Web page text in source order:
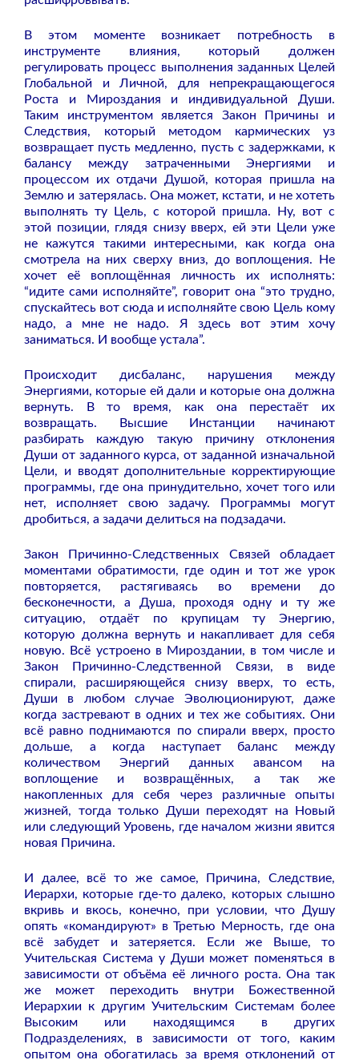
В этом моменте возникает потребность в
инструменте влияния, который должен
регулировать процесс выполнения заданных Целей
Глобальной и Личной, для непрекращающегося
Роста и Мироздания и индивидуальной Души.
Таким инструментом является Закон Причины и
Следствия, который методом кармических уз
возвращает пусть медленно, пусть с задержками, к
балансу между затраченными Энергиями и
процессом их отдачи Душой, которая пришла на
Землю и затерялась. Она может, кстати, и не хотеть
выполнять ту Цель, с которой пришла. Ну, вот с
этой позиции, глядя снизу вверх, ей эти Цели уже
не кажутся такими интересными, как когда она
смотрела на них сверху вниз, до воплощения. Не
хочет её воплощённая личность их исполнять:
“идите сами исполняйте”, говорит она “это трудно,
спускайтесь вот сюда и исполняйте свою Цель кому
надо, а мне не надо. Я здесь вот этим хочу
заниматься. И вообще устала”.
Происходит дисбаланс, нарушения между
Энергиями, которые ей дали и которые она должна
вернуть. В то время, как она перестаёт их
возвращать. Высшие Инстанции начинают
разбирать каждую такую причину отклонения
Души от заданного курса, от заданной изначальной
Цели, и вводят дополнительные корректирующие
программы, где она принудительно, хочет того или
нет, исполняет свою задачу. Программы могут
дробиться, а задачи делиться на подзадачи.
Закон Причинно-Следственных Связей обладает
моментами обратимости, где один и тот же урок
повторяется, растягиваясь во времени до
бесконечности, а Душа, проходя одну и ту же
ситуацию, отдаёт по крупицам ту Энергию,
которую должна вернуть и накапливает для себя
новую. Всё устроено в Мироздании, в том числе и
Закон Причинно-Следственной Связи, в виде
спирали, расширяющейся снизу вверх, то есть,
Души в любом случае Эволюционируют, даже
когда застревают в одних и тех же событиях. Они
всё равно поднимаются по спирали вверх, просто
дольше, а когда наступает баланс между
количеством Энергий данных авансом на
воплощение и возвращённых, а так же
накопленных для себя через различные опыты
жизней, тогда только Души переходят на Новый
или следующий Уровень, где началом жизни явится
новая Причина.
И далее, всё то же самое, Причина, Следствие,
Иерархи, которые где-то далеко, которых слышно
вкривь и вкось, конечно, при условии, что Душу
опять «командируют» в Третью Мерность, где она
всё забудет и затеряется. Если же Выше, то
Учительская Система у Души может поменяться в
зависимости от объёма её личного роста. Она так
же может переходить внутри Божественной
Иерархии к другим Учительским Системам более
Высоким или находящимся в других
Подразделениях, в зависимости от того, каким
опытом она обогатилась за время отклонений от